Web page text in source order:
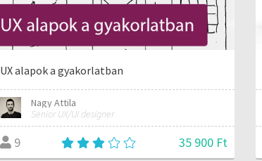
UX alapok a gyakorlatban
Nagy Attila
Senior UX/UI designer
9 35 900 Ft